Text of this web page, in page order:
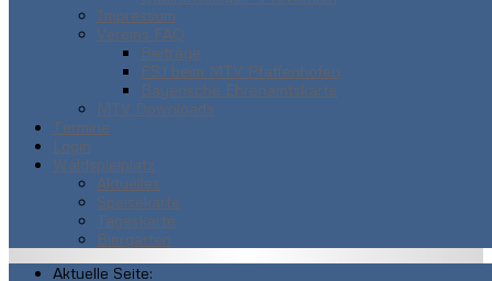
Impressum
Vereins FAQ
Beiträge
FSJ beim MTV Pfaffenhofen
Bayerische Ehrenamtskarte
MTV Downloads
Termine
Login
Waldspielplatz
Aktuelles
Speisekarte
Tageskarte
Biergarten
Aktuelle Seite: